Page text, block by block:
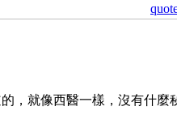
，就像西醫一樣，沒有什麼